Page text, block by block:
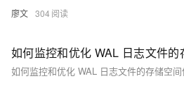
廖文 304
如何监控和优化 WAL 日志文件的
如何监控和优化 WAL 日志文件的存储空间